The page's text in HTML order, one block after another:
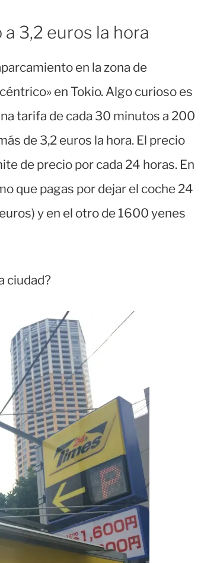
3,2 euros la hora
en la zona de
en Tokio. Algo curioso es
tarifa de cada 30 minutos a 200
de 3,2 euros la hora. El precio
de precio por cada 24 horas. En
que pagas por dejar el coche 24
y en el otro de 1600 yenes
ciudad?